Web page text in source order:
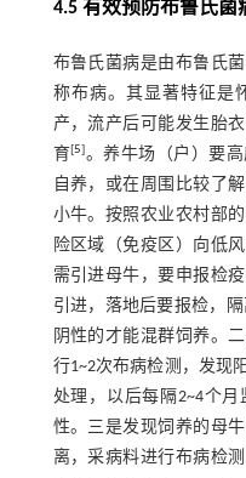
4.5 有效预防布鲁氏菌
布鲁氏菌病是由布鲁氏
称布病。其显著特征是
产，流产后可能发生胎
育[5]。养牛场（户）要
自养，或在周围比较了
小牛。按照农业农村部
险区域（免疫区）向低
需引进母牛，要申报检
引进，落地后要报检，
阴性的才能混群饲养。
行1~2次布病检测，发现
处理，以后每隔2~4个
性。三是发现饲养的母
离，采病料进行布病检